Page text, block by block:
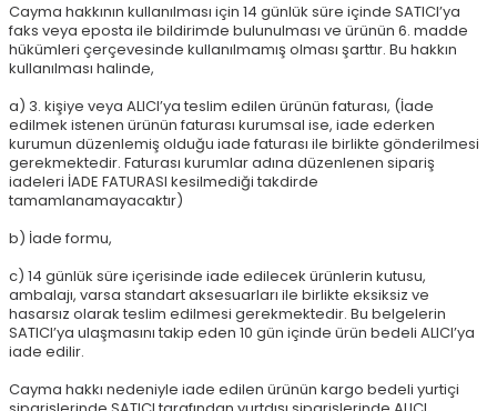
Cayma hakkının kullanılması için 14 günlük süre içinde SATICI’ya
faks veya eposta ile bildirimde bulunulması ve ürünün 6. madde
hükümleri çerçevesinde kullanılmamış olması şarttır. Bu hakkın
kullanılması halinde,
a) 3. kişiye veya ALICI’ya teslim edilen ürünün faturası, (İade
edilmek istenen ürünün faturası kurumsal ise, iade ederken
kurumun düzenlemiş olduğu iade faturası ile birlikte gönderilmesi
gerekmektedir. Faturası kurumlar adına düzenlenen sipariş
iadeleri İADE FATURASI kesilmediği takdirde
tamamlanamayacaktır)
b) İade formu,
c) 14 günlük süre içerisinde iade edilecek ürünlerin kutusu,
ambalajı, varsa standart aksesuarları ile birlikte eksiksiz ve
hasarsız olarak teslim edilmesi gerekmektedir. Bu belgelerin
SATICI’ya ulaşmasını takip eden 10 gün içinde ürün bedeli ALICI’ya
iade edilir.
Cayma hakkı nedeniyle iade edilen ürünün kargo bedeli yurtiçi